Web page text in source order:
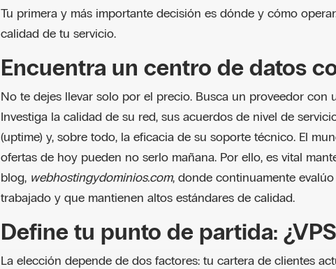
Tu primera y más importante decisión es dónde y cómo
calidad de tu servicio.
Encuentra un centro de datos
No te dejes llevar solo por el precio. Busca un proveedor con
Investiga la calidad de su red, sus acuerdos de nivel de
(uptime) y, sobre todo, la eficacia de su soporte técnico. El
ofertas de hoy pueden no serlo mañana. Por ello, es vital
blog, webhostingydominios.com, donde continuamente
trabajado y que mantienen altos estándares de calidad.
Define tu punto de partida:
La elección depende de dos factores: tu cartera de clientes